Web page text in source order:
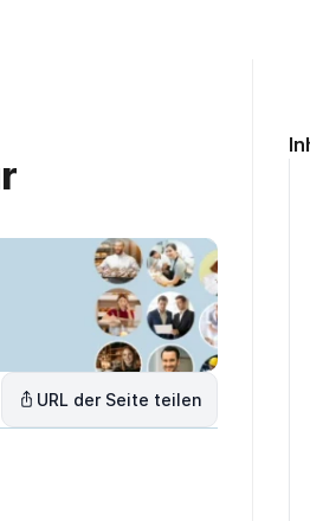
URL der Seite teilen